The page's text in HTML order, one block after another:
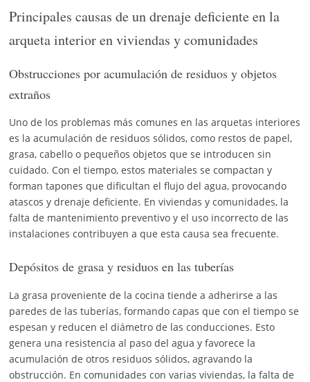
Principales causas de un drenaje deficiente en la
arqueta interior en viviendas y comunidades
Obstrucciones por acumulación de residuos y objetos
extraños
Uno de los problemas más comunes en las arquetas interiores
es la acumulación de residuos sólidos, como restos de papel,
grasa, cabello o pequeños objetos que se introducen sin
cuidado. Con el tiempo, estos materiales se compactan y
forman tapones que dificultan el flujo del agua, provocando
atascos y drenaje deficiente. En viviendas y comunidades, la
falta de mantenimiento preventivo y el uso incorrecto de las
instalaciones contribuyen a que esta causa sea frecuente.
Depósitos de grasa y residuos en las tuberías
La grasa proveniente de la cocina tiende a adherirse a las
paredes de las tuberías, formando capas que con el tiempo se
espesan y reducen el diámetro de las conducciones. Esto
genera una resistencia al paso del agua y favorece la
acumulación de otros residuos sólidos, agravando la
obstrucción. En comunidades con varias viviendas, la falta de